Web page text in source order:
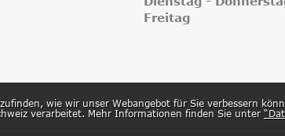
Freitag
wie wir unser Webangebot für Sie verbessern
verarbeitet. Mehr Informationen finden Sie unter